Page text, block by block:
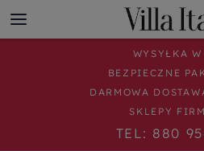
WYSYŁKA
BEZPIECZNE
DARMOWA
SKLEPY
TEL: 880